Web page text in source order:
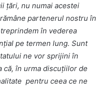
țări, nu numai acestei
partenerul nostru în
în vederea
pe termen lung. Sunt
ne vor sprijini în
că, în urma discuțiilor de
pentru ceea ce ne